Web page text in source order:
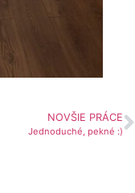
NOVŠIE PRÁCE
Jednoduché, pekné :)